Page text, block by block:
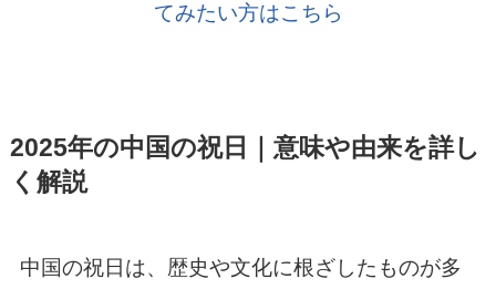
てみたい方はこちら
2025年の中国の祝日｜意味や由来を詳し
く解説
中国の祝日は、歴史や文化に根ざしたものが多